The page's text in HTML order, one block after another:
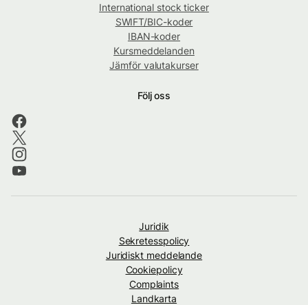
International stock ticker
SWIFT/BIC-koder
IBAN-koder
Kursmeddelanden
Jämför valutakurser
Följ oss
Juridik
Sekretesspolicy
Juridiskt meddelande
Cookiepolicy
Complaints
Landkarta